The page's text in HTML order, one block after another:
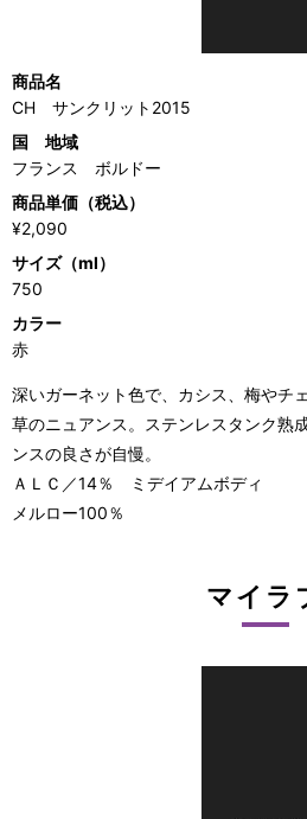
商品名
CH サンクリット2015
国 地域
フランス ボルドー
商品単価（税込）
¥2,090
サイズ（ml）
750
カラー
赤
深いガーネット色で、カシス、梅やチ
草のニュアンス。ステンレスタンク熟
ンスの良さが自慢。
ＡＬＣ／14％ ミデイアムボディ
メルロー100％
マイラ